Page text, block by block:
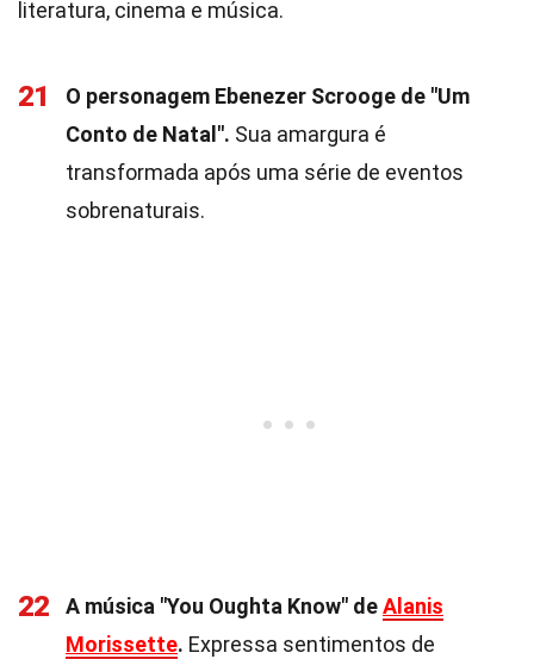
literatura, cinema e música.
21
O personagem Ebenezer Scrooge de "Um
Conto de Natal". Sua amargura é
transformada após uma série de eventos
sobrenaturais.
22 A música "You Oughta Know" deAlanis
Morissette. Expressa sentimentos de